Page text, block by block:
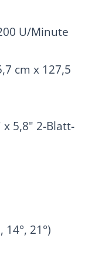
U/Minute
cm x 127,5
5,8" 2-Blatt-
21°)